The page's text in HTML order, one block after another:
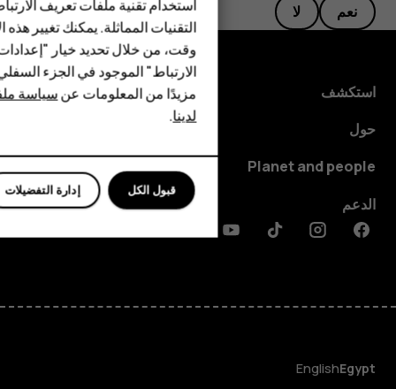
HMD Terra M
HMD Watch
للأعمال
الأجهزة اللوحية
نعم لا
استكشف
حول
Planet and people
الدعم
Facebook
Instagram
Tiktok
Youtube
Linkedin
Discord
Egypt
English
استخدام تقنية ملفات تعريف
التقنيات المماثلة. يمكنك تغيير
وقت، من خلال تحديد خيار
الارتباط" الموجود في الجزء
مزيدًا من المعلومات عنسياسة
لدينا.
إدارة التفضيلات قبول الكل